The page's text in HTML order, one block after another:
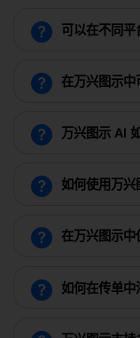
可以在不同平
在万兴图示中
万兴图示 AI
如何使用万兴
在万兴图示中
如何在传单中